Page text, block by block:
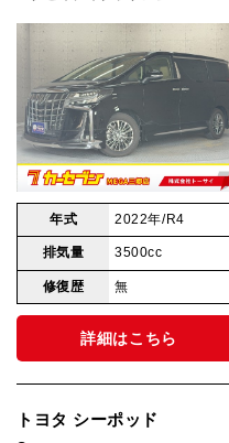
年式 2022年/R4
排気量 3500cc
修復歴 無
詳細はこちら
トヨタ シーポッド